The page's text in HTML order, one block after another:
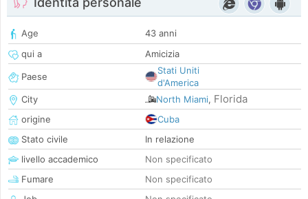
Age
43 anni
qui a
Amicizia
Paese
Stati Uniti
d'America
City
North Miami, Florida
origine
Cuba
Stato civile
In relazione
livello accademico
Non specificato
Fumare
Non specificato